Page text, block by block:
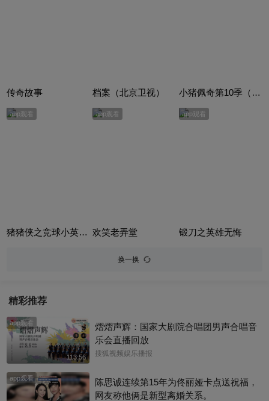
传奇故事 档案（北京卫视） 小猪佩奇第10季（Peppa Pig Season 10）（中文版） 有声音频
app观看
猪猪侠之竞球小英雄合集
app观看
欢笑老弄堂
app观看
锻刀之英雄无悔
换一换
精彩推荐
app观看
113:56
熠熠声辉：国家大剧院合唱团男声合唱音
乐会直播回放
搜狐视频娱乐播报
app观看
陈思诚连续第15年为佟丽娅卡点送祝福，
网友称他俩是新型离婚关系。